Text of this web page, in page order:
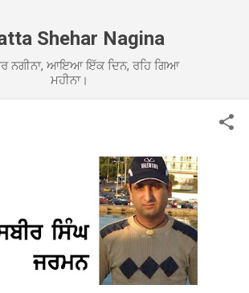
Shehar Nagina
ਨਗੀਨਾ, ਆਇਆ ਇੱਕ ਦਿਨ, ਰਹਿ ਗਿਆ
ਮਹੀਨਾ।